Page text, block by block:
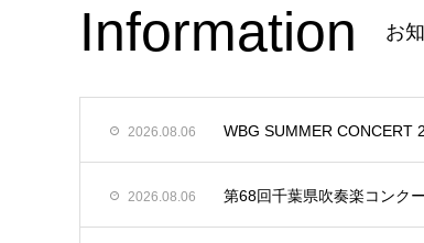
Information お
2026.08.06 WBG SUMMER
2026.08.06 第68回千葉県吹奏楽コンク